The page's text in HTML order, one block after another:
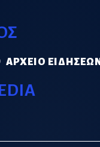
ΑΡΧΕΊΟ ΕΙΔΉΣΕΩΝ